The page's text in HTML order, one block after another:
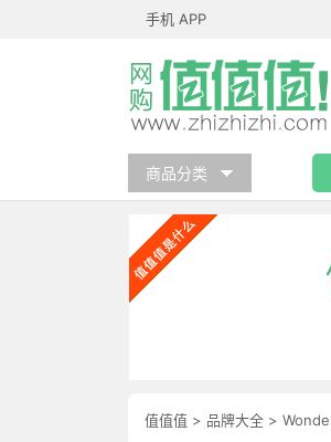
手机 APP
商品分类
值值值 > 品牌大全 >